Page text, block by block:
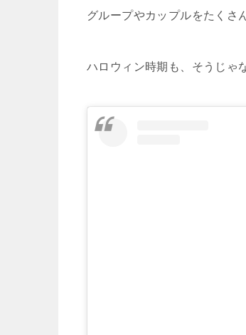
グループやカップルをたくさ
ハロウィン時期も、そうじゃ